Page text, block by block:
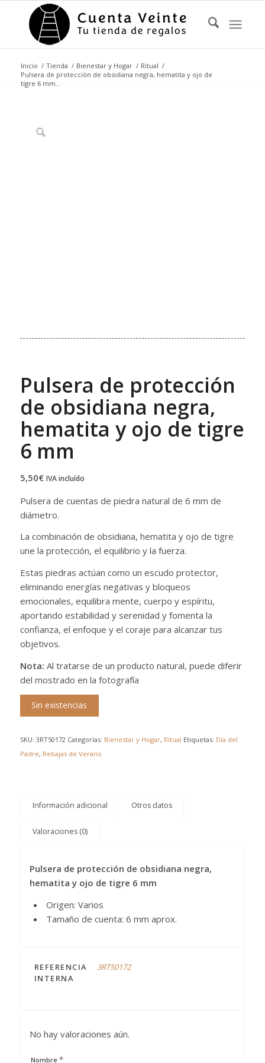
Inicio / Tienda / Bienestar y Hogar / Ritual /
Pulsera de protección de obsidiana negra, hematita y ojo de
tigre 6 mm...
Pulsera de protección
de obsidiana negra,
hematita y ojo de tigre
6 mm
5,50€ IVA incluído
Pulsera de cuentas de piedra natural de 6 mm de
diámetro.
La combinación de obsidiana, hematita y ojo de tigre
une la protección, el equilibrio y la fuerza.
Estas piedras actúan como un escudo protector,
eliminando energías negativas y bloqueos
emocionales, equilibra mente, cuerpo y espíritu,
aportando estabilidad y serenidad y fomenta la
confianza, el enfoque y el coraje para alcanzar tus
objetivos.
Nota: Al tratarse de un producto natural, puede diferir
del mostrado en la fotografía
Sin existencias
SKU: 3RT50172 Categorías: Bienestar y Hogar, Ritual Etiquetas: Día del
Padre, Rebajas de Verano
Información adicional Otros datos
Valoraciones (0)
Pulsera de protección de obsidiana negra,
hematita y ojo de tigre 6 mm
Origen: Varios
Tamaño de cuenta: 6 mm aprox.
REFERENCIA
INTERNA
3RT50172
No hay valoraciones aún.
Nombre *